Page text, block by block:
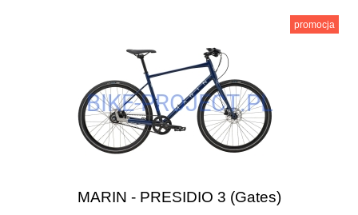
MARIN - PRESIDIO 3 (Gates)
promocja